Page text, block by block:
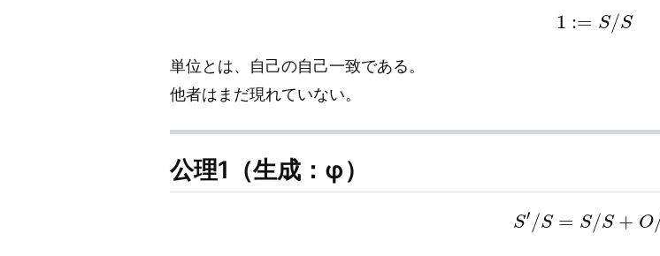
1:= S/S
単位とは、自己の自己一致である。
他者はまだ現れていない。
公理1（生成：φ）
S′/ S/S+ O /S